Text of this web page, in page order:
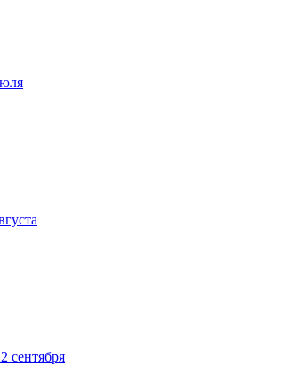
сентября